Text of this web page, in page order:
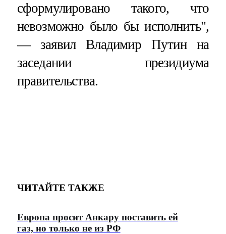
сформулировано такого, что
невозможно было бы исполнить",
— заявил Владимир Путин на
заседании президиума
правительства.
ЧИТАЙТЕ ТАКЖЕ
Европа просит Анкару поставить ей
газ, но только не из РФ